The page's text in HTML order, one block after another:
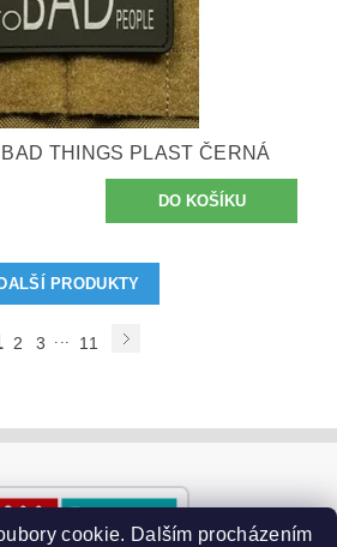
THINGS PLAST ČERNÁ
DALŠÍ PRODUKTY
2 3
11
cookie. Dalším procházením